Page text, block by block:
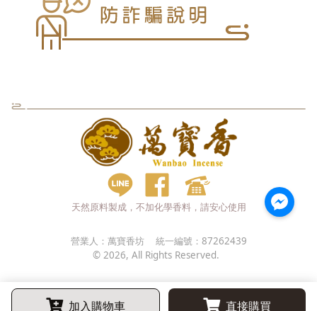
加入購物車 直接購買
天然原料製成，不加化學香料，請安心使用
營業人： 萬寶香坊 統一編號： 87262439
© 2026, All Rights Reserved.